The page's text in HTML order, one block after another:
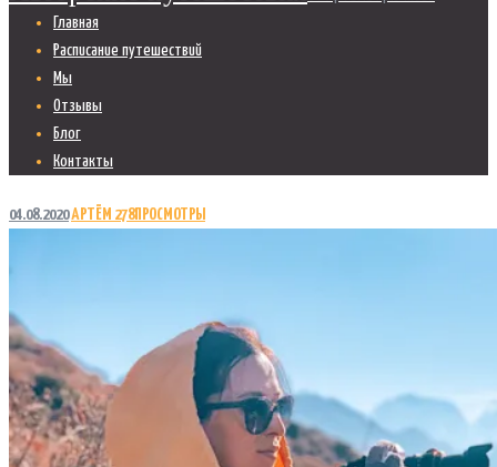
Главная
Расписание путешествий
Мы
Отзывы
Блог
Контакты
04.08.2020АРТЁМ 278ПРОСМОТРЫ